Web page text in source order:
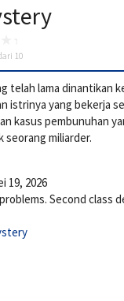
10
telah lama dinantikan
istrinya yang bekerja
kasus pembunuhan
seorang miliarder.
19, 2026
Second class